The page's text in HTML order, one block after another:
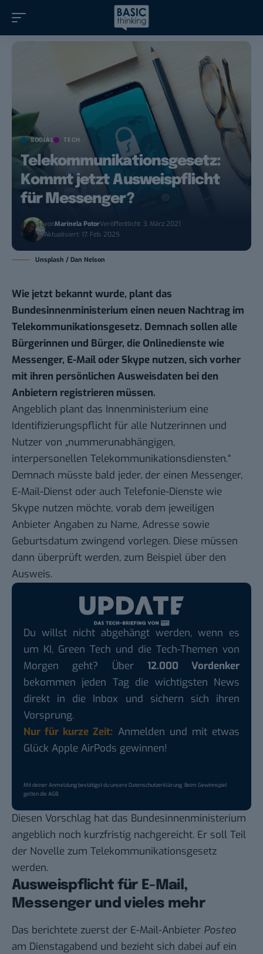
SOCIAL TECH
Telekommunikationsgesetz:
Kommt jetzt Ausweispflicht
für Messenger?
vonMarinela PotorVeröffentlicht: 3. März 2021
Aktualisiert: 17. Feb. 2025
Unsplash / Dan Nelson
Wie jetzt bekannt wurde, plant das
Bundesinnenministerium einen neuen Nachtrag im
Telekommunikationsgesetz. Demnach sollen alle
Bürgerinnen und Bürger, die Onlinedienste wie
Messenger, E-Mail oder Skype nutzen, sich vorher
mit ihren persönlichen Ausweisdaten bei den
Anbietern registrieren müssen.
Angeblich plant das Innenministerium eine
Identifizierungspflicht für alle Nutzerinnen und
Nutzer von „nummerunabhängigen,
interpersonellen Telekommunikationsdiensten.“
Demnach müsste bald jeder, der einen Messenger,
E-Mail-Dienst oder auch Telefonie-Dienste wie
Skype nutzen möchte, vorab dem jeweiligen
Anbieter Angaben zu Name, Adresse sowie
Geburtsdatum zwingend vorlegen. Diese müssen
dann überprüft werden, zum Beispiel über den
Ausweis.
Du willst nicht abgehängt werden, wenn es
um KI, Green Tech und die Tech-Themen von
Morgen geht? Über 12.000 Vordenker
bekommen jeden Tag die wichtigsten News
direkt in die Inbox und sichern sich ihren
Vorsprung.
Nur für kurze Zeit: Anmelden und mit etwas
Glück Apple AirPods gewinnen!
Mit deiner Anmeldung bestätigst du unsereDatenschutzerklärung. Beim Gewinnspiel
gelten dieAGB.
Diesen Vorschlag hat das Bundesinnenministerium
angeblich noch kurzfristig nachgereicht. Er soll Teil
der Novelle zum Telekommunikationsgesetz
werden.
Ausweispflicht für E-Mail,
Messenger und vieles mehr
Das berichtete zuerst der E-Mail-Anbieter Posteo
am Dienstagabend und bezieht sich dabei auf ein